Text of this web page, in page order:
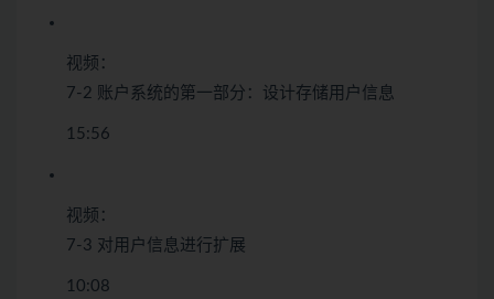
视频：
7-2 账户系统的第一部分：设计存储用户信息
15:56
视频：
7-3 对用户信息进行扩展
10:08